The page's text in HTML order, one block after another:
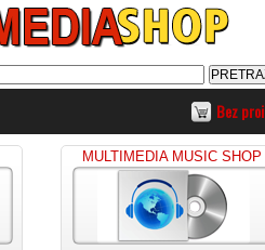
Bez
MULTIMEDIA MUSIC SHOP